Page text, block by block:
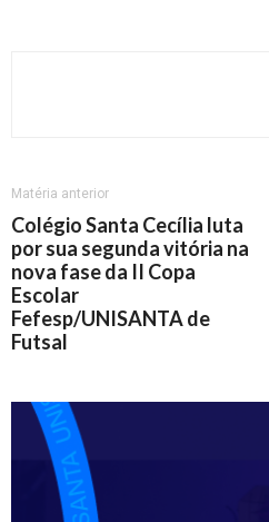
Matéria anterior
Colégio Santa Cecília luta
por sua segunda vitória na
nova fase da II Copa
Escolar
Fefesp/UNISANTA de
Futsal